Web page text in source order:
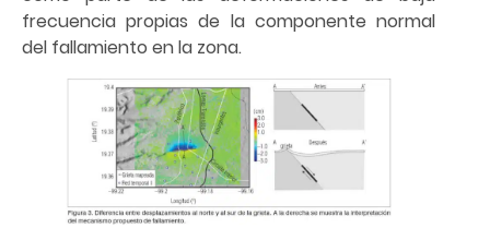
frecuencia propias de la componente normal
del fallamiento en la zona.